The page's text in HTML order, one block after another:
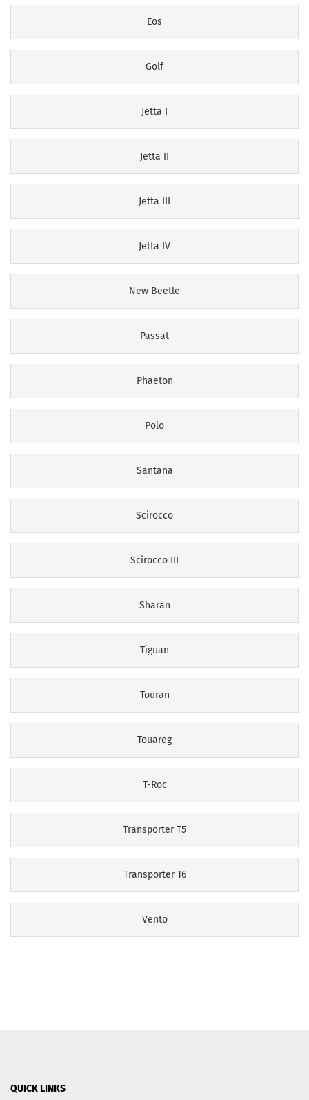
Eos
Golf
Jetta I
Jetta II
Jetta III
Jetta IV
New Beetle
Passat
Phaeton
Polo
Santana
Scirocco
Scirocco III
Sharan
Tiguan
Touran
Touareg
T-Roc
Transporter T5
Transporter T6
Vento
QUICK LINKS